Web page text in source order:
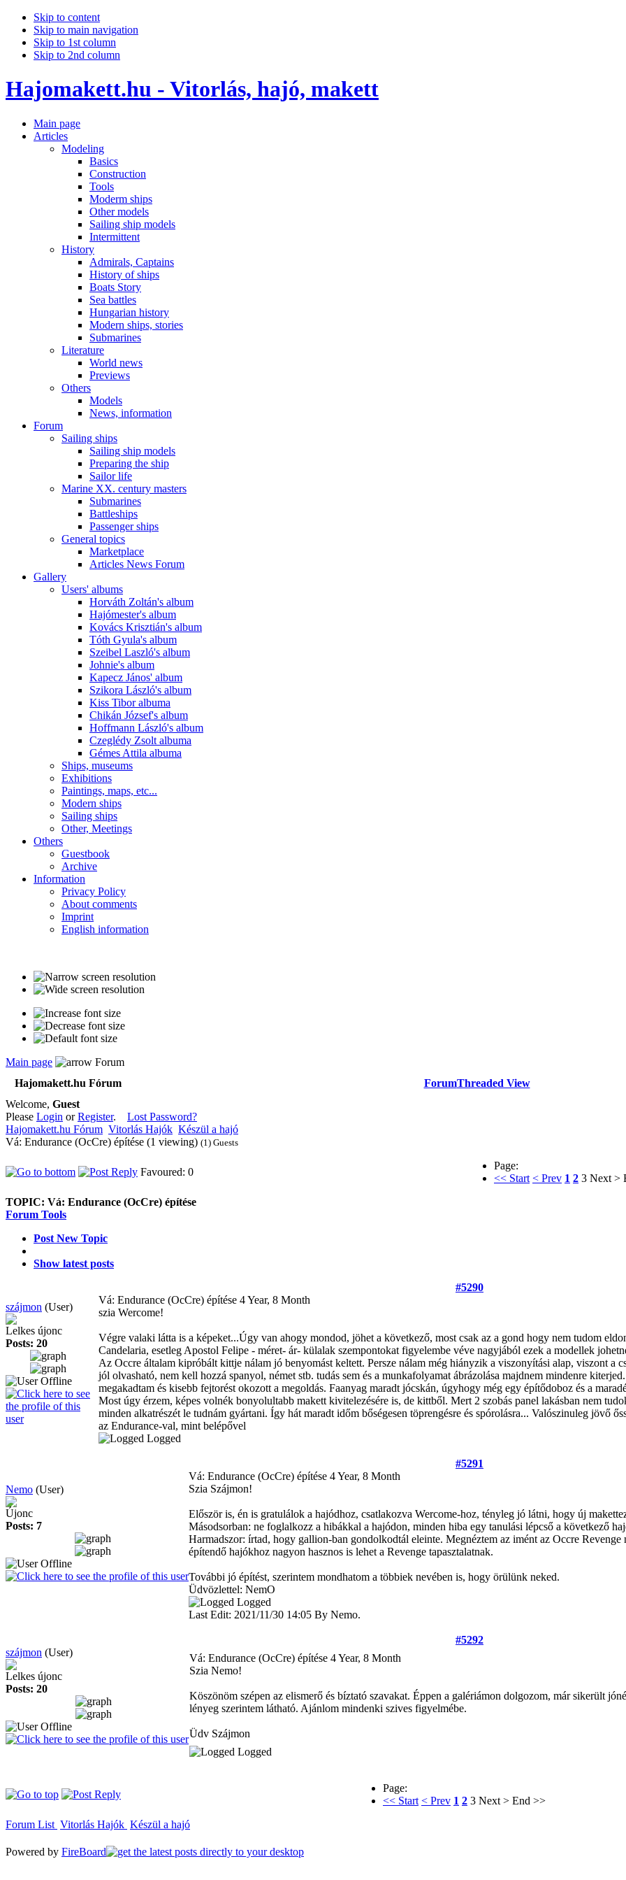
Skip to content
Skip to main navigation
Skip to 1st column
Skip to 2nd column
Hajomakett.hu - Vitorlás, hajó, makett
Main page
Articles
Modeling
Basics
Construction
Tools
Moderm ships
Other models
Sailing ship models
Intermittent
History
Admirals, Captains
History of ships
Boats Story
Sea battles
Hungarian history
Modern ships, stories
Submarines
Literature
World news
Previews
Others
Models
News, information
Forum
Sailing ships
Sailing ship models
Preparing the ship
Sailor life
Marine XX. century masters
Submarines
Battleships
Passenger ships
General topics
Marketplace
Articles News Forum
Gallery
Users' albums
Horváth Zoltán's album
Hajómester's album
Kovács Krisztián's album
Tóth Gyula's album
Szeibel Laszló's album
Johnie's album
Kapecz János' album
Szikora László's album
Kiss Tibor albuma
Chikán József's album
Hoffmann László's album
Czeglédy Zsolt albuma
Gémes Attila albuma
Ships, museums
Exhibitions
Paintings, maps, etc...
Modern ships
Sailing ships
Other, Meetings
Others
Guestbook
Archive
Information
Privacy Policy
About comments
Imprint
English information
Main page
Forum
Hajomakett.hu Fórum
ForumThreaded View
Welcome, Guest
Please Login orRegister. Lost Password?
Hajomakett.hu Fórum Vitorlás Hajók Készül a hajó
Vá: Endurance (OcCre) építése (1 viewing) (1) Guests
Favoured: 0
Page:
<< Start < Prev 1 2 3 Next >
TOPIC: Vá: Endurance (OcCre) építése
Forum Tools
Post New Topic
Show latest posts
#5290
szájmon (User)
Lelkes újonc
Posts: 20
Vá: Endurance (OcCre) építése 4 Year, 8 Month
szia Wercome!
Végre valaki látta is a képeket...Úgy van ahogy mondod, jöhet a következő, most csak az a gond hogy nem tudom
Candelaria, esetleg Apostol Felipe - méret- ár- külalak szempontokat figyelembe véve nagyjából ezek a modellek
Az Occre általam kipróbált kittje nálam jó benyomást keltett. Persze nálam még hiányzik a viszonyítási alap, viszont a
jól olvasható, nem kell hozzá spanyol, német stb. tudás sem és a munkafolyamat ábrázolása majdnem mindenre
megakadtam és kisebb fejtorést okozott a megoldás. Faanyag maradt jócskán, úgyhogy még egy építődoboz és a
Most úgy érzem, képes volnék bonyolultabb makett kivitelezésére is, de kittből. Mert 2 szobás panel lakásban nem
minden alkatrészét le tudnám gyártani. Így hát maradt időm bőségesen töprengésre és spórolásra... Valószinuleg jövő
az Endurance-val, mint belépővel
Logged
#5291
Nemo (User)
Újonc
Posts: 7
Vá: Endurance (OcCre) építése 4 Year, 8 Month
Szia Szájmon!
Először is, én is gratulálok a hajódhoz, csatlakozva Wercome-hoz, tényleg jó látni, hogy új
Másodsorban: ne foglalkozz a hibákkal a hajódon, minden hiba egy tanulási lépcső a következő
Harmadszor: írtad, hogy gallion-ban gondolkodtál eleinte. Megnéztem az imént az Occre
építendő hajókhoz nagyon hasznos is lehet a Revenge tapasztalatnak.
További jó építést, szerintem mondhatom a többiek nevében is, hogy örülünk neked.
Üdvözlettel: NemO
Logged
Last Edit: 2021/11/30 14:05 By Nemo.
#5292
szájmon (User)
Lelkes újonc
Posts: 20
Vá: Endurance (OcCre) építése 4 Year, 8 Month
Szia Nemo!
Köszönöm szépen az elismerő és bíztató szavakat. Éppen a galériámon dolgozom, már sikerült
lényeg szerintem látható. Ajánlom mindenki szives figyelmébe.
Üdv Szájmon
Logged
Page:
<< Start < Prev 1 2 3 Next > End >>
Forum List Vitorlás Hajók Készül a hajó
Powered by FireBoard